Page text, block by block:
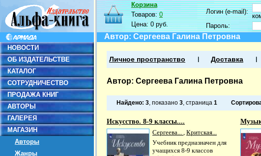
НОВОСТИ
ОБ ИЗДАТЕЛЬСТВЕ
КАТАЛОГ
СОТРУДНИЧЕСТВО
ПРОДАЖА КНИГ
АВТОРЫ
ГАЛЕРЕЯ
МАГАЗИН
Авторы
Жанры
Корзина
Товаров:0
Цена:0 руб.
Логин (e-mail):
Пароль:
Автор: Сергеева Галина Петровна
Личное пространство Доставка
Автор: Сергеева Галина Петровна
Найдено: 3, показано 3, страница 1
Искусство. 8-9 классы....
Сергеева... , Критская...
Учебник предназначен для
учащихся 8-9 классов